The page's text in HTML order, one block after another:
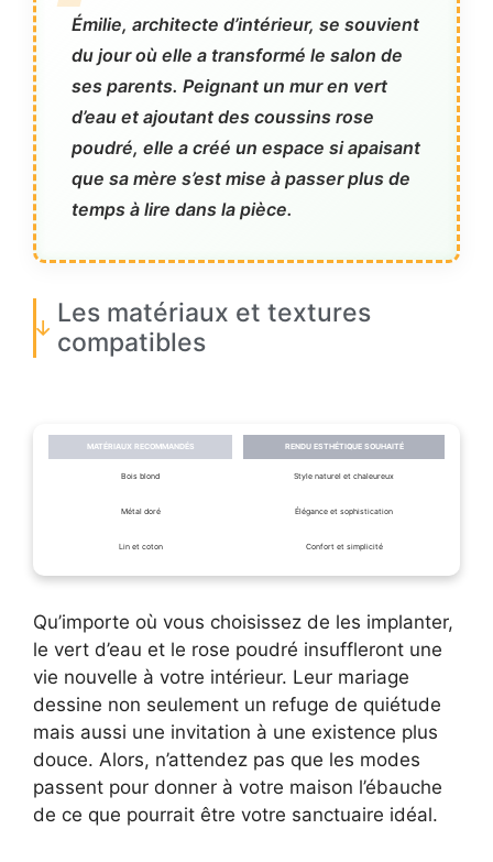
Émilie, architecte d’intérieur, se souvient
du jour où elle a transformé le salon de
ses parents. Peignant un mur en vert
d’eau et ajoutant des coussins rose
poudré, elle a créé un espace si apaisant
que sa mère s’est mise à passer plus de
temps à lire dans la pièce.
Les matériaux et textures
compatibles
MATÉRIAUX RECOMMANDÉS RENDU ESTHÉTIQUE SOUHAITÉ
Bois blond Style naturel et chaleureux
Métal doré Élégance et sophistication
Lin et coton Confort et simplicité
Qu’importe où vous choisissez de les implanter,
le vert d’eau et le rose poudré insuffleront une
vie nouvelle à votre intérieur. Leur mariage
dessine non seulement un refuge de quiétude
mais aussi une invitation à une existence plus
douce. Alors, n’attendez pas que les modes
passent pour donner à votre maison l’ébauche
de ce que pourrait être votre sanctuaire idéal.